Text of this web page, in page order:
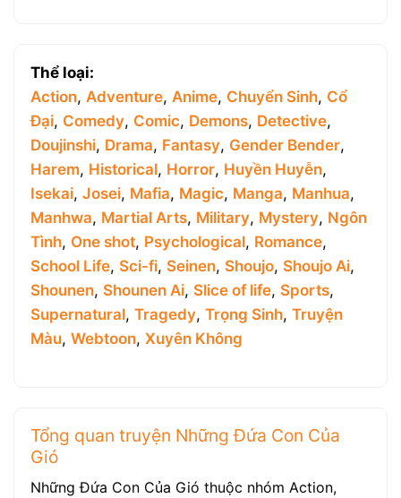
Thể loại:
Action, Adventure, Anime, Chuyển Sinh, Cổ
Đại, Comedy, Comic, Demons, Detective,
Doujinshi, Drama, Fantasy, Gender Bender,
Harem, Historical, Horror, Huyền Huyễn,
Isekai, Josei, Mafia, Magic, Manga, Manhua,
Manhwa, Martial Arts, Military, Mystery, Ngôn
Tình, One shot, Psychological, Romance,
School Life, Sci-fi, Seinen, Shoujo, Shoujo Ai,
Shounen, Shounen Ai, Slice of life, Sports,
Supernatural, Tragedy, Trọng Sinh, Truyện
Màu, Webtoon, Xuyên Không
Tổng quan truyện Những Đứa Con Của
Gió
Những Đứa Con Của Gió thuộc nhóm Action,